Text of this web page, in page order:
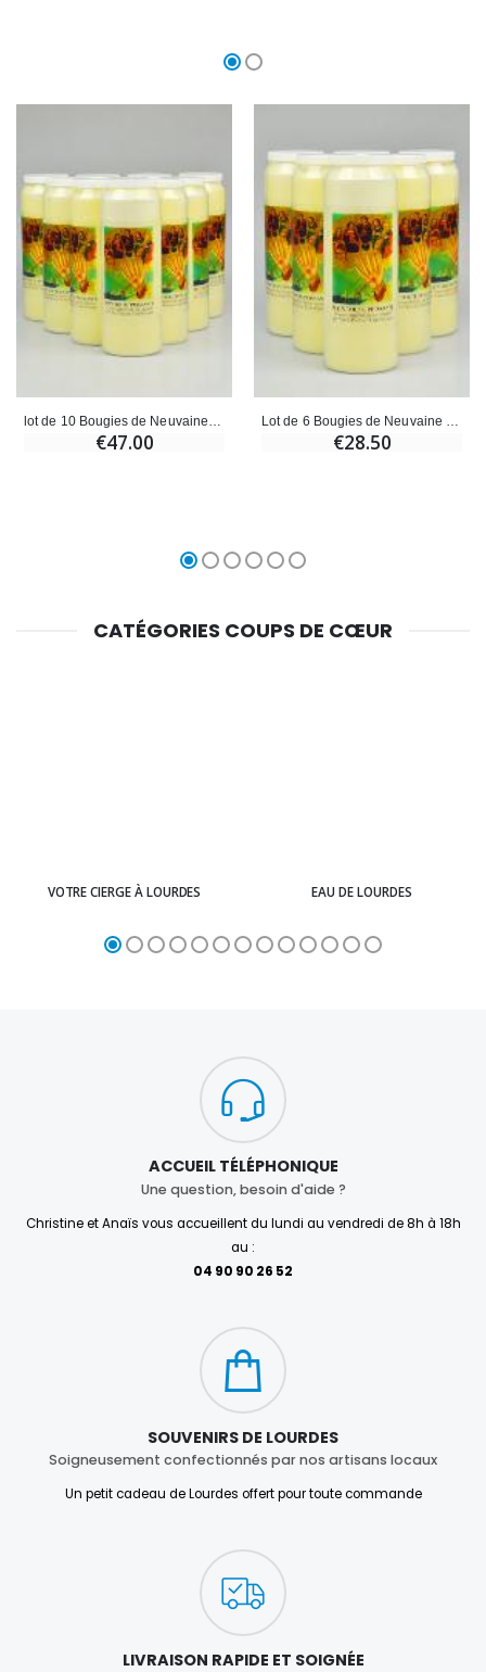
€47.00 €28.50
CATÉGORIES COUPS DE CŒUR
VOTRE CIERGE À LOURDES EAU DE LOURDES
ACCUEIL TÉLÉPHONIQUE
Une question, besoin d'aide ?
Christine et Anaïs vous accueillent du lundi au vendredi de 8h à 18h
au :
04 90 90 26 52
SOUVENIRS DE LOURDES
Soigneusement confectionnés par nos artisans locaux
Un petit cadeau de Lourdes offert pour toute commande
LIVRAISON RAPIDE ET SOIGNÉE